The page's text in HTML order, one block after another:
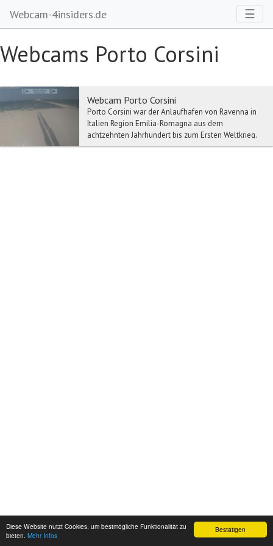
Bestätigen
Diese Website nutzt Cookies, um bestmögliche Funktionalität zu
bieten. Mehr Infos
Webcam-4insiders.de ☰
Webcams Porto Corsini
Webcam Porto Corsini
Porto Corsini war der Anlaufhafen von Ravenna in
Italien Region Emilia-Romagna aus dem
achtzehnten Jahrhundert bis zum Ersten Weltkrieg.
Porto Cors...